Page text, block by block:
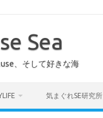
Sea
、そして好きな海
気まぐれSE研究所